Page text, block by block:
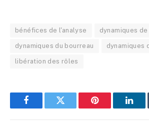
bénéfices de l'analyse dynamiques
dynamiques du bourreau dynamiques
libération des rôles
FacebookTwitter Pinterest